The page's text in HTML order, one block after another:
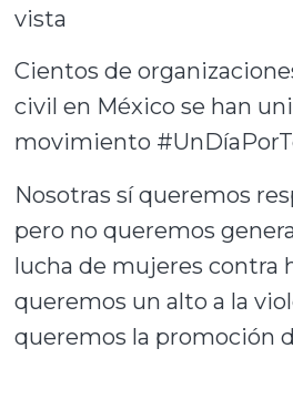
vista
Cientos de
civil en México se han
movimiento
Nosotras sí queremos
pero no queremos
lucha de mujeres contra
queremos un alto a la
queremos la promoción